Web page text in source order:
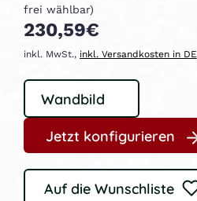
frei wählbar)
230,59€
inkl. MwSt., inkl. Versandkosten in DE
Jetzt konfigurieren
Auf die Wunschliste